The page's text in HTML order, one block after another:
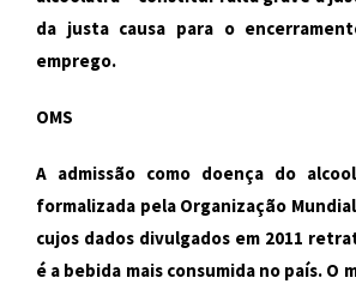
da justa causa para o
emprego.
OMS
A admissão como doença do
formalizada pela Organização
cujos dados divulgados em 2011
é a bebida mais consumida no país. O